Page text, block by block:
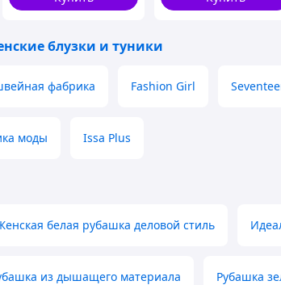
блузки и туники
фабрика Fashion Girl
моды Issa Plus
белая рубашка деловой стиль
из дышащего материала Рубашка